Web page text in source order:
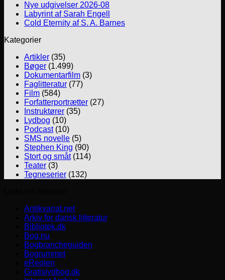
Nye udgivelser 2026-08
Labyrint af Sarah Engell
Cold Eternity af S. A. Barnes
Kategorier
Artikler (35)
Bøger (1.499)
Dokumentarfilm (3)
Faglitteratur (77)
Film (584)
Forfatterportrætter (27)
Instruktører (35)
Lydbog (10)
Podcast(10)
SMS novelle (5)
Stephen King (90)
Stort og småt(114)
Teater (3)
Tegneserier (132)
Antikvariat.net
Arkiv for dansk litteratur
Bibliotek.dk
Bog.nu
Bogbrancheguiden
Bogrummet
eReolen
Gratislydbog.dk